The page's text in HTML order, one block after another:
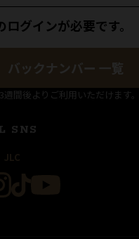
グインが必要です。
バックナンバー 一覧
間後よりご利用いただけます
SNS